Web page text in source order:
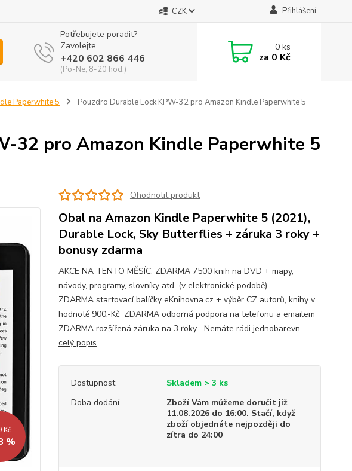
CZK Přihlášení
Potřebujete poradit?
Zavolejte.
+420 602 866 446
(Po-Ne, 8-20 hod.)
0ks
za 0 Kč
Paperwhite 5
Pouzdro Durable Lock KPW-32 pro Amazon Kindle Paperwhite 5
32 pro Amazon Kindle Paperwhite 5
Kč
%
Ohodnotit produkt
Obal na Amazon Kindle Paperwhite 5 (2021),
Durable Lock, Sky Butterflies + záruka 3 roky +
bonusy zdarma
AKCE NA TENTO MĚSÍC: ZDARMA 7500 knih na DVD + mapy,
návody, programy, slovníky atd. (v elektronické podobě)
ZDARMA startovací balíčky eKnihovna.cz + výběr CZ autorů, knihy v
hodnotě 900,-Kč ZDARMA odborná podpora na telefonu a emailem
ZDARMA rozšířená záruka na 3 roky Nemáte rádi jednobarevn...
celý popis
Dostupnost
Skladem > 3 ks
Doba dodání
Zboží Vám můžeme doručit již
11.08.2026 do 16:00. Stačí, když
zboží objednáte nejpozději do
zítra do 24:00